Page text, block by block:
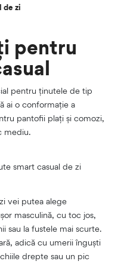
de zi
pentru
pentru ținutele de tip
ai o conformație a
pantofii plați și comozi,
mediu.
smart casual de zi
vei putea alege
masculină, cu toc jos,
sau la fustele mai scurte.
adică cu umerii înguști
drepte sau un pic